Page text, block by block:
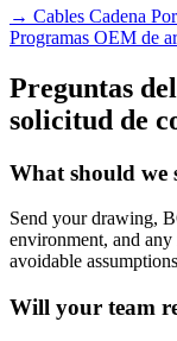
→ Cables Cadena
Programas OEM de
Preguntas
solicitud de
What should we
Send your drawing,
environment, and
avoidable
Will your team